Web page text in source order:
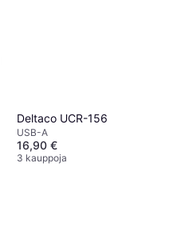
Deltaco UCR-156
USB-A
16,90 €
3 kauppoja